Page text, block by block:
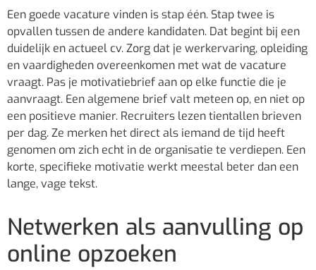
Een goede vacature vinden is stap één. Stap twee is
opvallen tussen de andere kandidaten. Dat begint bij een
duidelijk en actueel cv. Zorg dat je werkervaring, opleiding
en vaardigheden overeenkomen met wat de vacature
vraagt. Pas je motivatiebrief aan op elke functie die je
aanvraagt. Een algemene brief valt meteen op, en niet op
een positieve manier. Recruiters lezen tientallen brieven
per dag. Ze merken het direct als iemand de tijd heeft
genomen om zich echt in de organisatie te verdiepen. Een
korte, specifieke motivatie werkt meestal beter dan een
lange, vage tekst.
Netwerken als aanvulling op
online opzoeken